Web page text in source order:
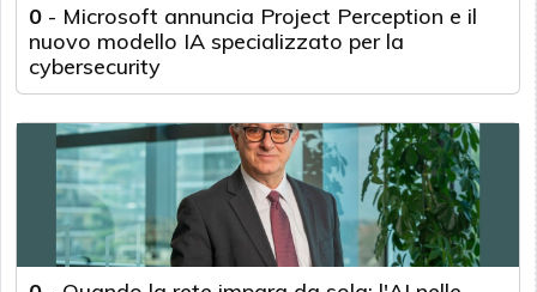
0 - Microsoft annuncia Project Perception e il
nuovo modello IA specializzato per la
cybersecurity